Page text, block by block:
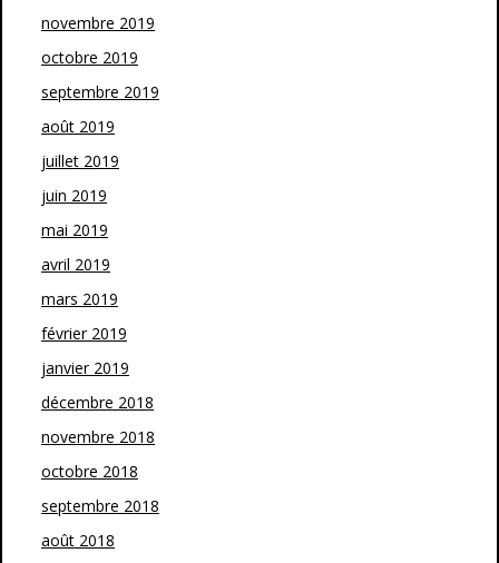
novembre 2019
octobre 2019
septembre 2019
août 2019
juillet 2019
juin 2019
mai 2019
avril 2019
mars 2019
février 2019
janvier 2019
décembre 2018
novembre 2018
octobre 2018
septembre 2018
août 2018